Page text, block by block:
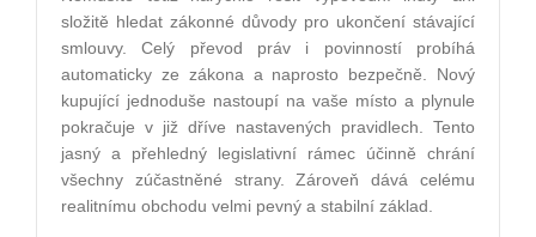
složitě hledat zákonné důvody pro ukončení stávající
smlouvy. Celý převod práv i povinností probíhá
automaticky ze zákona a naprosto bezpečně. Nový
kupující jednoduše nastoupí na vaše místo a plynule
pokračuje v již dříve nastavených pravidlech. Tento
jasný a přehledný legislativní rámec účinně chrání
všechny zúčastněné strany. Zároveň dává celému
realitnímu obchodu velmi pevný a stabilní základ.